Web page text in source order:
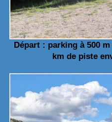
Départ : parking à 500
km de piste